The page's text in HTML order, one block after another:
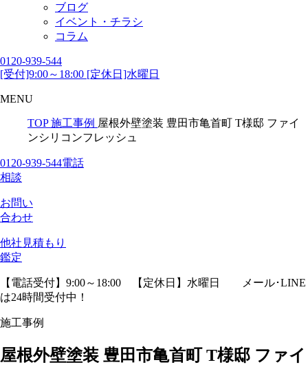
ブログ
イベント・チラシ
コラム
0120-939-544
[受付]9:00～18:00 [定休日]水曜日
MENU
TOP 施工事例 屋根外壁塗装 豊田市亀首町 T様邸 ファイ
ンシリコンフレッシュ
0120-939-544電話
相談
お問い
合わせ
他社見積もり
鑑定
【電話受付】9:00～18:00 【定休日】水曜日
メール･LINE
は24時間受付中！
施工事例
屋根外壁塗装 豊田市亀首町 T様邸 ファイ